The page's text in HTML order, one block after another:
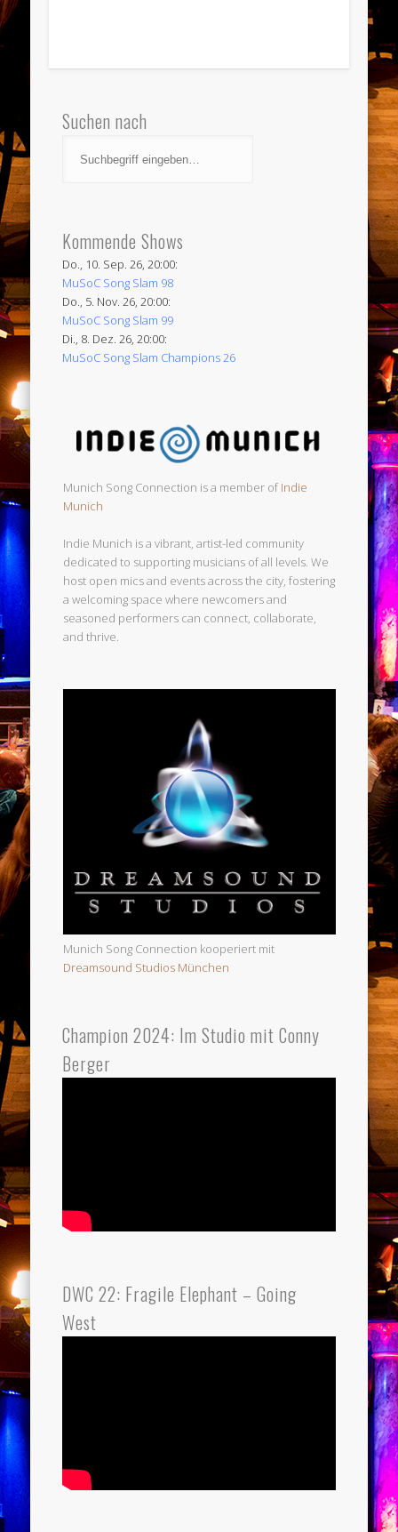
Suchen nach
Kommende Shows
Do., 10. Sep. 26, 20:00:
MuSoC Song Slam 98
Do., 5. Nov. 26, 20:00:
MuSoC Song Slam 99
Di., 8. Dez. 26, 20:00:
MuSoC Song Slam Champions 26
Munich Song Connection is a member ofIndie
Munich
Indie Munich is a vibrant, artist-led community
dedicated to supporting musicians of all levels. We
host open mics and events across the city, fostering
a welcoming space where newcomers and
seasoned performers can connect, collaborate,
and thrive.
Munich Song Connection kooperiert mit
Dreamsound Studios München
Champion 2024: Im Studio mit Conny
Berger
DWC 22: Fragile Elephant – Going
West